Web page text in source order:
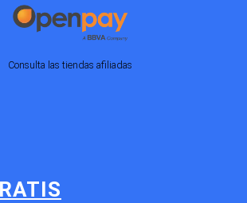
Consulta las tiendas afiliadas